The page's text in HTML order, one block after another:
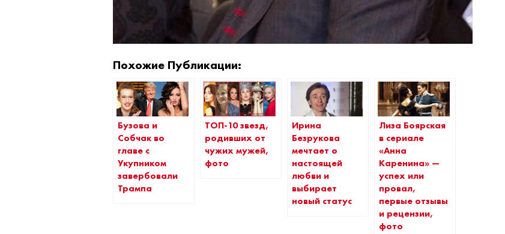
Похожие Публикации:
Бузова и
Собчак во
главе с
Укупником
завербовали
Трампа
ТОП-10 звезд,
родивших от
чужих мужей,
фото
Ирина
Безрукова
мечтает о
настоящей
любви и
выбирает
новый статус
Лиза Боярская
в сериале
«Анна
Каренина» —
успех или
провал,
первые отзывы
и рецензии,
фото